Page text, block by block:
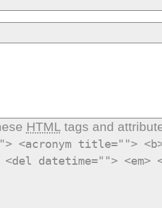
HTMLtags and
<acronym title="">
<del datetime="">